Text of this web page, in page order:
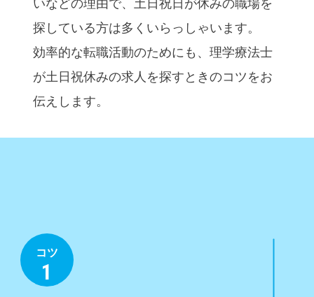
いなどの理由で、⼟⽇祝⽇が休みの職場を
探している⽅は多くいらっしゃいます。
効率的な転職活動のためにも、理学療法⼠
が⼟⽇祝休みの求⼈を探すときのコツをお
伝えします。
コツ
1